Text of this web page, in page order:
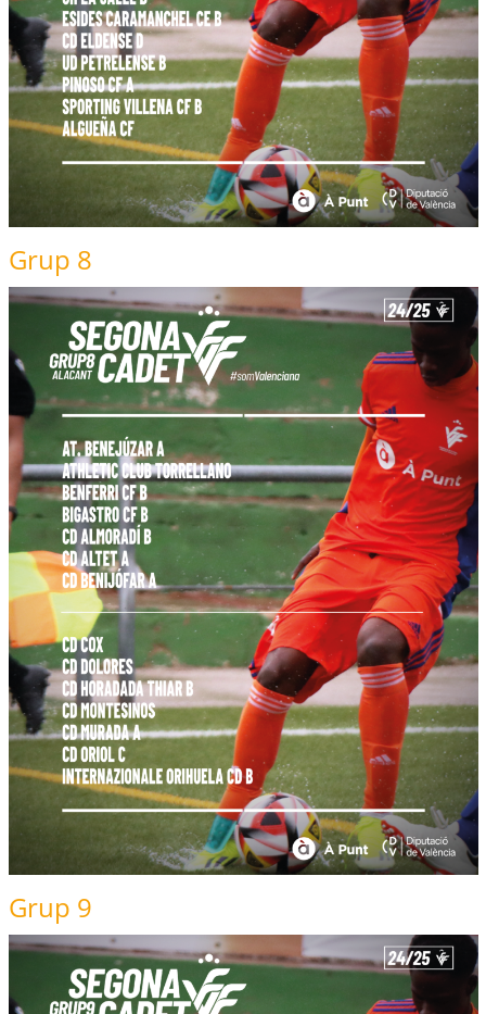
Grup 8
Grup 9